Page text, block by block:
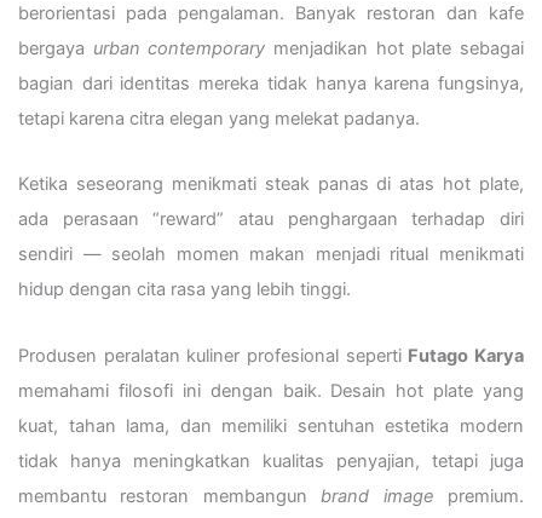
berorientasi pada pengalaman. Banyak restoran dan kafe
bergaya urban contemporary menjadikan hot plate sebagai
bagian dari identitas mereka tidak hanya karena fungsinya,
tetapi karena citra elegan yang melekat padanya.
Ketika seseorang menikmati steak panas di atas hot plate,
ada perasaan “reward” atau penghargaan terhadap diri
sendiri — seolah momen makan menjadi ritual menikmati
hidup dengan cita rasa yang lebih tinggi.
Produsen peralatan kuliner profesional seperti Futago Karya
memahami filosofi ini dengan baik. Desain hot plate yang
kuat, tahan lama, dan memiliki sentuhan estetika modern
tidak hanya meningkatkan kualitas penyajian, tetapi juga
membantu restoran membangunbrand image premium.